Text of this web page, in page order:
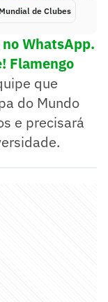
Mundial de Clubes
WhatsApp.
Flamengo
que
do Mundo
e precisará